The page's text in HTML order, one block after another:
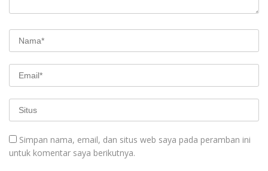
Simpan nama, email, dan situs web saya pada peramban ini
untuk komentar saya berikutnya.